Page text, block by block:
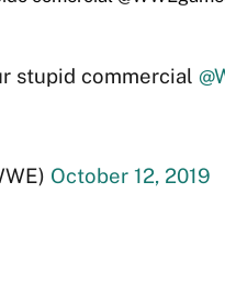
stupid commercial
October 12, 2019